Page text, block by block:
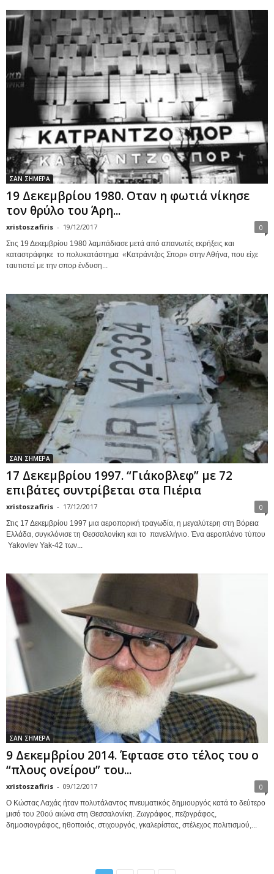
ΣΑΝ ΣΗΜΕΡΑ
19 Δεκεμβρίου 1980. Οταν η φωτιά νίκησε
τον θρύλο του Άρη...
xristoszafiris - 19/12/2017 0
Στις 19 Δεκεμβρίου 1980 λαμπάδιασε μετά από απανωτές εκρήξεις και
καταστράφηκε το πολυκατάστημα «Κατράντζος Σπορ» στην Αθήνα, που είχε
ταυτιστεί με την σπορ ένδυση...
ΣΑΝ ΣΗΜΕΡΑ
17 Δεκεμβρίου 1997. “Γιάκοβλεφ” με 72
επιβάτες συντρίβεται στα Πιέρια
xristoszafiris - 17/12/2017 0
Στις 17 Δεκεμβρίου 1997 μια αεροπορική τραγωδία, η μεγαλύτερη στη Βόρεια
Ελλάδα, συγκλόνισε τη Θεσσαλονίκη και το πανελλήνιο. Ένα αεροπλάνο τύπου
Yakovlev Yak-42 των...
ΣΑΝ ΣΗΜΕΡΑ
9 Δεκεμβρίου 2014. Έφτασε στο τέλος του ο
“πλους ονείρου” του...
xristoszafiris - 09/12/2017 0
Ο Κώστας Λαχάς ήταν πολυτάλαντος πνευματικός δημιουργός κατά το δεύτερο
μισό του 20ού αιώνα στη Θεσσαλονίκη. Ζωγράφος, πεζογράφος,
δημοσιογράφος, ηθοποιός, στιχουργός, γκαλερίστας, στέλεχος πολιτισμού,...